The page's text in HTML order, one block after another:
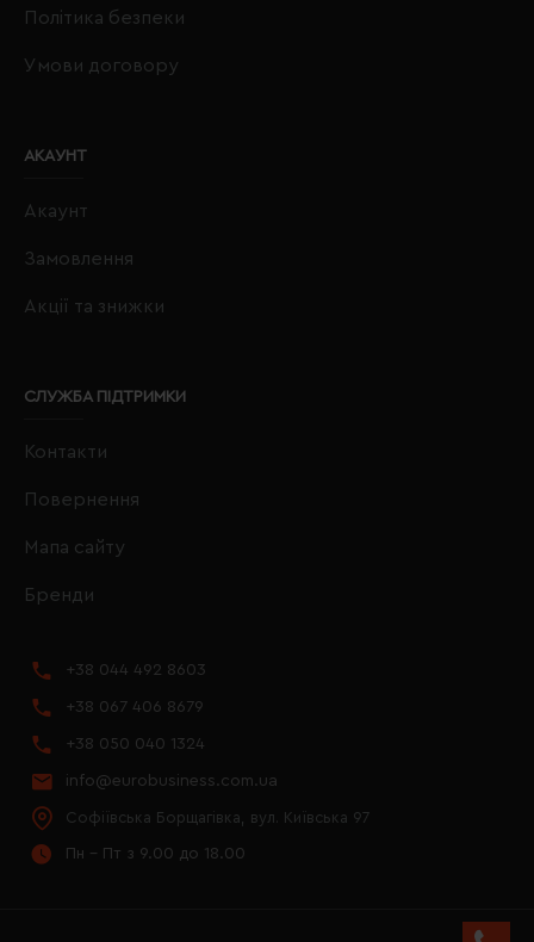
Політика безпеки
Умови договору
АКАУНТ
Акаунт
Замовлення
Акції та знижки
СЛУЖБА ПІДТРИМКИ
Контакти
Повернення
Мапа сайту
Бренди
+38 044 492 8603
+38 067 406 8679
+38 050 040 1324
info@eurobusiness.com.ua
Софіївська Борщагівка, вул. Київська 97
Пн - Пт з 9.00 до 18.00